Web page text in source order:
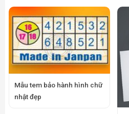
Mẫu tem bảo hành hình chữ
nhật đẹp